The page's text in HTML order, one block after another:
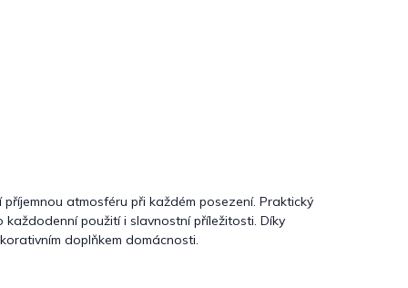
atmosféru při každém posezení. Praktický
každodenní použití i slavnostní příležitosti. Díky
doplňkem domácnosti.